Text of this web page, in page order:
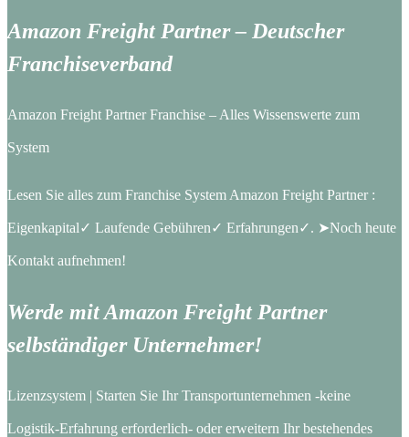
Amazon Freight Partner – Deutscher
Franchiseverband
Amazon Freight Partner Franchise – Alles Wissenswerte zum
System
Lesen Sie alles zum Franchise System Amazon Freight Partner :
Eigenkapital✓ Laufende Gebühren✓ Erfahrungen✓. ➤Noch heute
Kontakt aufnehmen!
Werde mit Amazon Freight Partner
selbständiger Unternehmer!
Lizenzsystem | Starten Sie Ihr Transportunternehmen -keine
Logistik-Erfahrung erforderlich- oder erweitern Ihr bestehendes